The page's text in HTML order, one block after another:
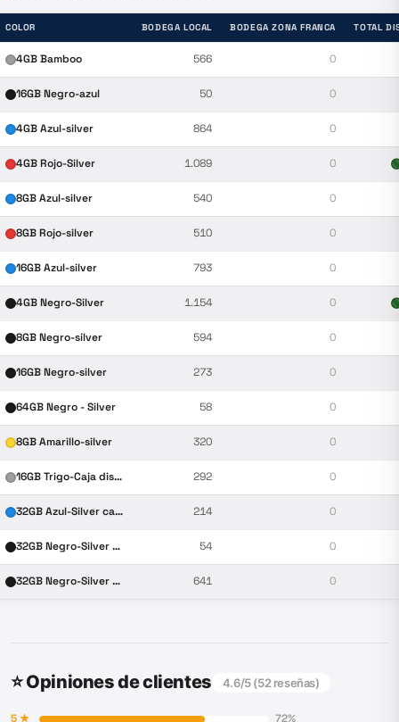
COLOR BODEGA LOCAL BODEGA ZONA FRANCA TOTAL
4GB Bamboo 566 0
16GB Negro-azul 50 0
4GB Azul-silver 864 0
4GB Rojo-Silver 1.089 0
8GB Azul-silver 540 0
8GB Rojo-silver 510 0
16GB Azul-silver 793 0
4GB Negro-Silver 1.154 0
8GB Negro-silver 594 0
16GB Negro-silver 273 0
64GB Negro - Silver 58 0
8GB Amarillo-silver 320 0
16GB Trigo-Caja diseño 292 0
32GB Azul-Silver caja diseño 214 0
32GB Negro-Silver Estuche PVC 54 0
32GB Negro-Silver caja diseño 641 0
⭐ Opiniones de clientes 4.6/5 (52 reseñas)
5★ 72%